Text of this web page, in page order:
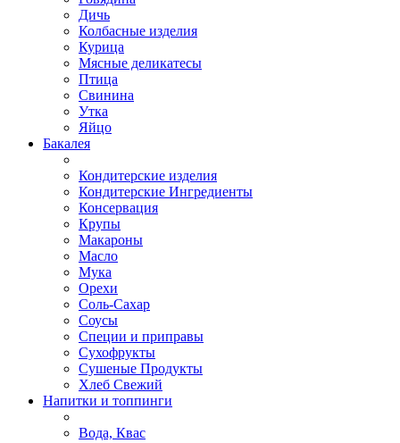
Дичь
Колбасные изделия
Курица
Мясные деликатесы
Птица
Свинина
Утка
Яйцо
Бакалея
Кондитерские изделия
Кондитерские Ингредиенты
Консервация
Крупы
Макароны
Масло
Мука
Орехи
Соль-Сахар
Соусы
Специи и приправы
Сухофрукты
Сушеные Продукты
Хлеб Свежий
Напитки и топпинги
Вода, Квас